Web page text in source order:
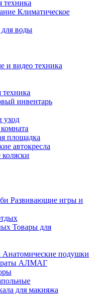
техника
Климатическое
воды
и видео техника
техника
инвентарь
уход
площадка
автокресла
коляски
Развивающие игры и
Товары для
Анатомические подушки
АЛМАГ
для макияжа